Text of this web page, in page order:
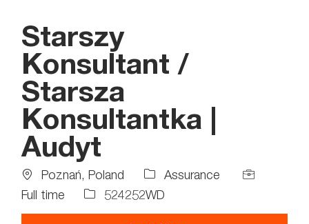
Starszy
Konsultant /
Starsza
Konsultantka |
Audyt
Location
Poznań, Poland Assurance
Job
Full time
Job
Id
524252WD